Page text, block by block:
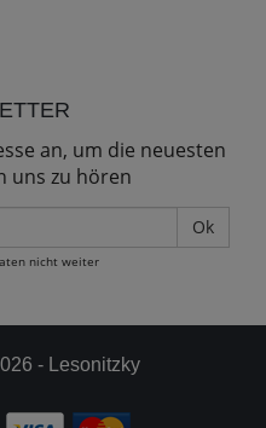
an, um die neuesten
uns zu hören
nicht weiter
- Lesonitzky